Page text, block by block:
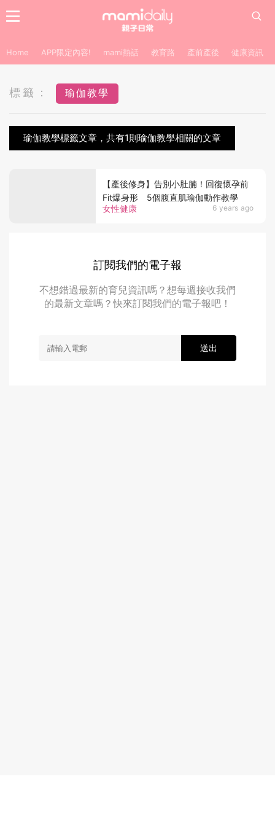
Home APP限定內容! mami熱話 教育路 產前產後 健康資訊
標籤： 瑜伽教學
瑜伽教學標籤文章，共有1則瑜伽教學相關的文章
女性健康 6 years ago
【產後修身】告別小肚腩！回復懷孕前
Fit爆身形 5個腹直肌瑜伽動作教學
訂閱我們的電子報
不想錯過最新的育兒資訊嗎？想每週接收我們
的最新文章嗎？快來訂閱我們的電子報吧！
送出